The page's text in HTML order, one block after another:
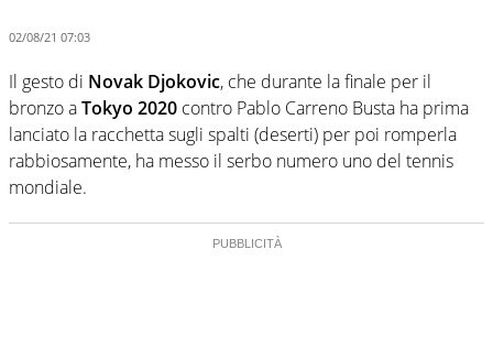
02/08/21 07:03
Il gesto di Novak Djokovic, che durante la finale per il
bronzo aTokyo 2020 contro Pablo Carreno Busta ha prima
lanciato la racchetta sugli spalti (deserti) per poi romperla
rabbiosamente, ha messo il serbo numero uno del tennis
mondiale.